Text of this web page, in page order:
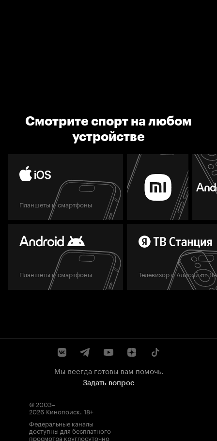
Смотрите спорт на любом
устройстве
Планшеты и смартфоны
Планшеты и смартфоны Телевизор с Алисой от
Мы всегда готовы вам помочь.
Задать вопрос
© 2003–
2026 Кинопоиск. 18+
Федеральные каналы
доступны для бесплатного
просмотра круглосуточно